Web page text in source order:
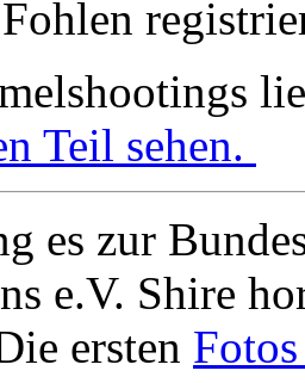
Teil sehen.
es zur
e.V. Shire
ersten